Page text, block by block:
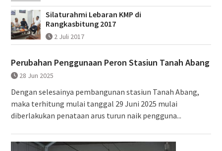
Silaturahmi Lebaran KMP di
Rangkasbitung 2017
2 Juli 2017
Perubahan Penggunaan Peron Stasiun Tanah Abang
28 Jun 2025
Dengan selesainya pembangunan stasiun Tanah Abang,
maka terhitung mulai tanggal 29 Juni 2025 mulai
diberlakukan penataan arus turun naik pengguna...